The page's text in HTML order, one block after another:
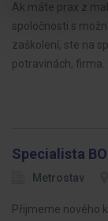
Ak máte prax z
spoločnosti s
zaškolení, ste na
potravinách, firma…
Specialista
Metrostav
Přijmeme nového